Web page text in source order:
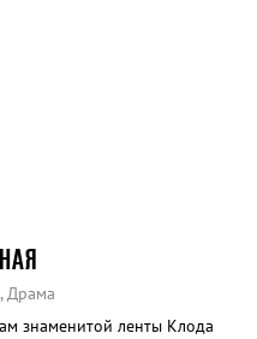
Драма
знаменитой ленты Клода